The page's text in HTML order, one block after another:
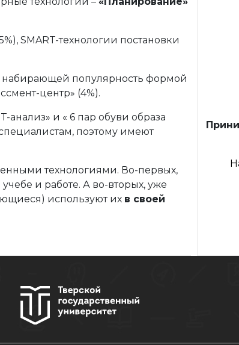
SMART-технологии постановки
популярность формой
центр» (4%).
анализ» и « 6 пар обуви образа
поэтому имеют
технологиями. Во-первых,
учебе и работе. А во-вторых, уже
используют их в своей